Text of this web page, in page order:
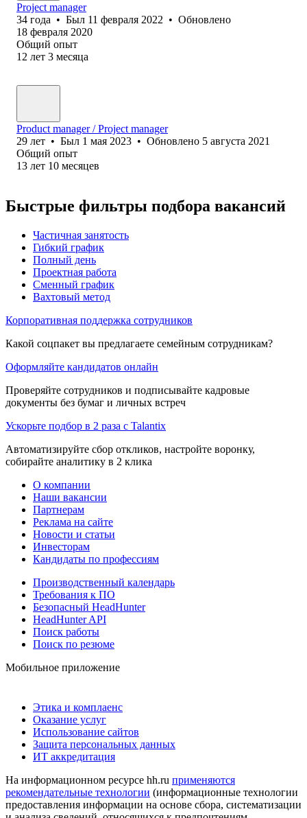
Project manager
34 года • Был 11 февраля 2022 • Обновлено
18 февраля 2020
Общий опыт
12 лет 3 месяца
Product manager / Project manager
29 лет • Был 1 мая 2023 • Обновлено 5 августа 2021
Общий опыт
13 лет 10 месяцев
Быстрые фильтры подбора вакансий
Частичная занятость
Гибкий график
Полный день
Проектная работа
Сменный график
Вахтовый метод
Корпоративная поддержка сотрудников
Какой соцпакет вы предлагаете семейным сотрудникам?
Оформляйте кандидатов онлайн
Проверяйте сотрудников и подписывайте кадровые
документы без бумаг и личных встреч
Ускорьте подбор в 2 раза с Talantix
Автоматизируйте сбор откликов, настройте воронку,
собирайте аналитику в 2 клика
О компании
Наши вакансии
Партнерам
Реклама на сайте
Новости и статьи
Инвесторам
Кандидаты по профессиям
Производственный календарь
Требования к ПО
Безопасный HeadHunter
HeadHunter API
Поиск работы
Поиск по резюме
Мобильное приложение
Этика и комплаенс
Оказание услуг
Использование сайтов
Защита персональных данных
ИТ аккредитация
На информационном ресурсе hh.ru применяются
рекомендательные технологии (информационные технологии
предоставления информации на основе сбора, систематизации